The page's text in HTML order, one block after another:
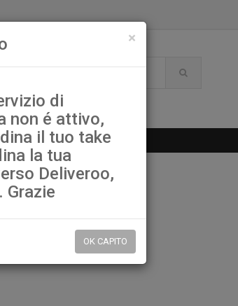
×
di
non é attivo,
il tuo take
la tua
Deliveroo,
Grazie
OK CAPITO